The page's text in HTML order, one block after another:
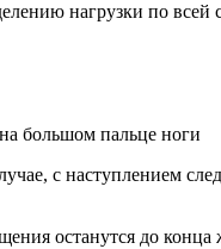
нагрузки по всей
с наступлением
останутся до конца